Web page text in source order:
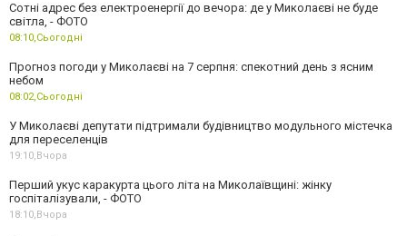
Сотні адрес без електроенергії до вечора: де у Миколаєві не буде
світла, - ФОТО
08:10,Сьогодні
Прогноз погоди у Миколаєві на 7 серпня: спекотний день з ясним
небом
08:02,Сьогодні
У Миколаєві депутати підтримали будівництво модульного містечка
для переселенців
19:10, Вчора
Перший укус каракурта цього літа на Миколаївщині: жінку
госпіталізували, - ФОТО
18:10, Вчора